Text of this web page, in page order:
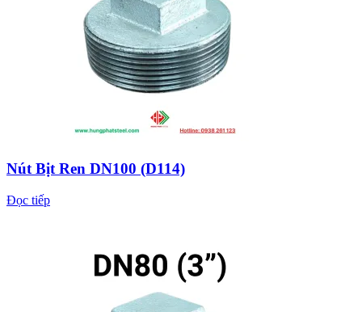
Nút Bịt Ren DN100 (D114)
Đọc tiếp